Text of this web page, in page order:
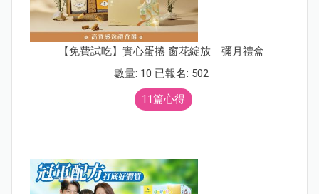
【免費試吃】實心蛋捲 窗花綻放｜彌月禮盒
數量: 10 已報名: 502
11篇心得